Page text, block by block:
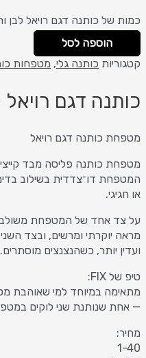
כמות של כותנה דגם רויאל לבן
הוספה לסל
קטגוריות כותנה גלי, מטפחות
כותנה דגם רויאל
מטפחת כותנה דגם רויאל
מטפחת כותנה פליסה מבד
המטפחת דו־צדדית בשילוב
או חגיגי.
על צד אחד של המטפחת
מראה יוקרתי ומרשים, ובצד
ועדין יותר, כשהנצנצים מוסתרים.
טיפ של FIX:
מתאימה במיוחד למי שאוהבת
— אחת שנותנת שני לוקים
מחיר:
1-40